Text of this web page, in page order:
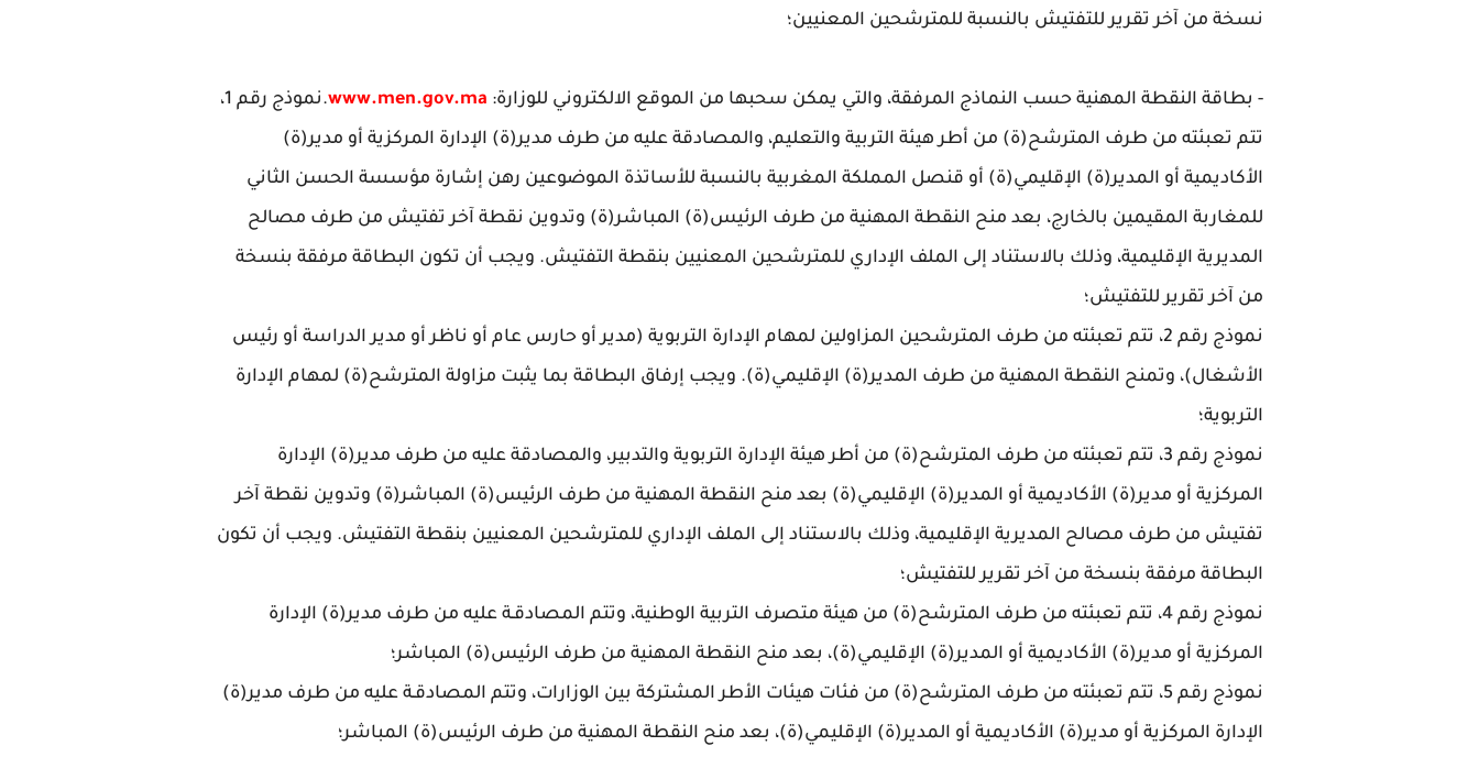
نسخة من آخر تقرير للتفتيش بالنسبة للمترشحين المعنيين؛
- بطاقة النقطة المهنية حسب النماذج المرفقة، والتي يمكن سحبها من الموقع الالكتروني للوزارة: www.men.gov.ma
.نموذج رقم 1،
تتم تعبئته من طرف المترشح(ة) من أطر هيئة التربية والتعليم، والمصادقة عليه من طرف مدير(ة) الإدارة المركزية أو مدير(ة)
الأكاديمية أو المدير(ة) الإقليمي(ة) أو قنصل المملكة المغربية بالنسبة للأساتذة الموضوعين رهن إشارة مؤسسة الحسن الثاني
للمغاربة المقيمين بالخارج، بعد منح النقطة المهنية من طرف الرئيس(ة) المباشر(ة) وتدوين نقطة آخر تفتيش من طرف مصالح
المديرية الإقليمية، وذلك بالاستناد إلى الملف الإداري للمترشحين المعنيين بنقطة التفتيش. ويجب أن تكون البطاقة مرفقة بنسخة
من آخر تقرير للتفتيش؛
نموذج رقم 2، تتم تعبئته من طرف المترشحين المزاولين لمهام الإدارة التربوية (مدير أو حارس عام أو ناظر أو مدير الدراسة أو رئيس
الأشغال)، وتمنح النقطة المهنية من طرف المدير(ة) الإقليمي(ة). ويجب إرفاق البطاقة بما يثبت مزاولة المترشح(ة) لمهام الإدارة
التربوية؛
نموذج رقم 3، تتم تعبئته من طرف المترشح(ة) من أطر هيئة الإدارة التربوية والتدبير، والمصادقة عليه من طرف مدير(ة) الإدارة
المركزية أو مدير(ة) الأكاديمية أو المدير(ة) الإقليمي(ة) بعد منح النقطة المهنية من طرف الرئيس(ة) المباشر(ة) وتدوين نقطة آخر
تفتيش من طرف مصالح المديرية الإقليمية، وذلك بالاستناد إلى الملف الإداري للمترشحين المعنيين بنقطة التفتيش. ويجب أن تكون
البطاقة مرفقة بنسخة من آخر تقرير للتفتيش؛
نموذج رقم 4، تتم تعبئته من طرف المترشح(ة) من هيئة متصرف التربية الوطنية، وتتم المصادقـة عليه من طرف مدير(ة) الإدارة
المركزية أو مدير(ة) الأكاديمية أو المدير(ة) الإقليمي(ة)، بعد منح النقطة المهنية من طرف الرئيس(ة) المباشر؛
نموذج رقم 5، تتم تعبئته من طرف المترشح(ة) من فئات هيئات الأطر المشتركة بين الوزارات، وتتم المصادقـة عليه من طرف مدير(ة)
الإدارة المركزية أو مدير(ة) الأكاديمية أو المدير(ة) الإقليمي(ة)، بعد منح النقطة المهنية من طرف الرئيس(ة) المباشر؛